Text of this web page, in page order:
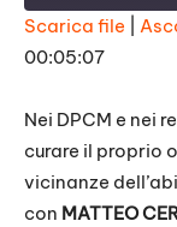
E
p
i
e
SHARE
LINK
EMBED
Scarica file
00:05:07
Nei DPCM e nei
curare il proprio
vicinanze
con MATTEO